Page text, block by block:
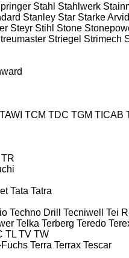
Stahl Stahlwerk
Stanley Star Starke Arvid
Steyr Stihl Stone
Striegel Strimech
TAWI TCM TDC TGM TICAB
TR
Tata Tatra
Techno Drill Tecniwell
Tei
Telka Terberg Teredo
TL TV TW
Terra Terrax Tescar